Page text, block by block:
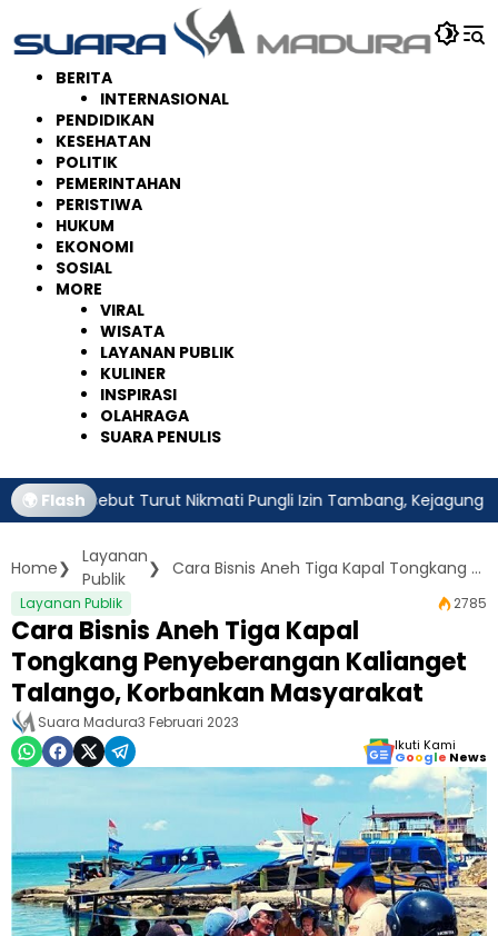
ke
konten
BERITA
INTERNASIONAL
PENDIDIKAN
KESEHATAN
POLITIK
PEMERINTAHAN
PERISTIWA
HUKUM
EKONOMI
SOSIAL
MORE
VIRAL
WISATA
LAYANAN PUBLIK
KULINER
INSPIRASI
OLAHRAGA
SUARA PENULIS
🌍 Flash
Disebut Turut Nikmati Pungli Izin Tambang, Kejagung Harus
Home
Layanan
Publik
Cara Bisnis Aneh Tiga Kapal Tongkang Penyeberangan Kalianget Talango, Korbankan Masyarakat
Layanan Publik 2785
Cara Bisnis Aneh Tiga Kapal
Tongkang Penyeberangan Kalianget
Talango, Korbankan Masyarakat
Suara Madura3 Februari 2023
Ikuti Kami
Google News